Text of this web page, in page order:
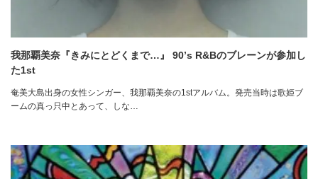
我那覇美奈『きみにとどくまで…』 90’s R&Bのブレーンが参加し
た1st
奄美大島出身の女性シンガー、我那覇美奈の1stアルバム。発売当時は歌姫ブ
ームの真っ只中とあって、しな…